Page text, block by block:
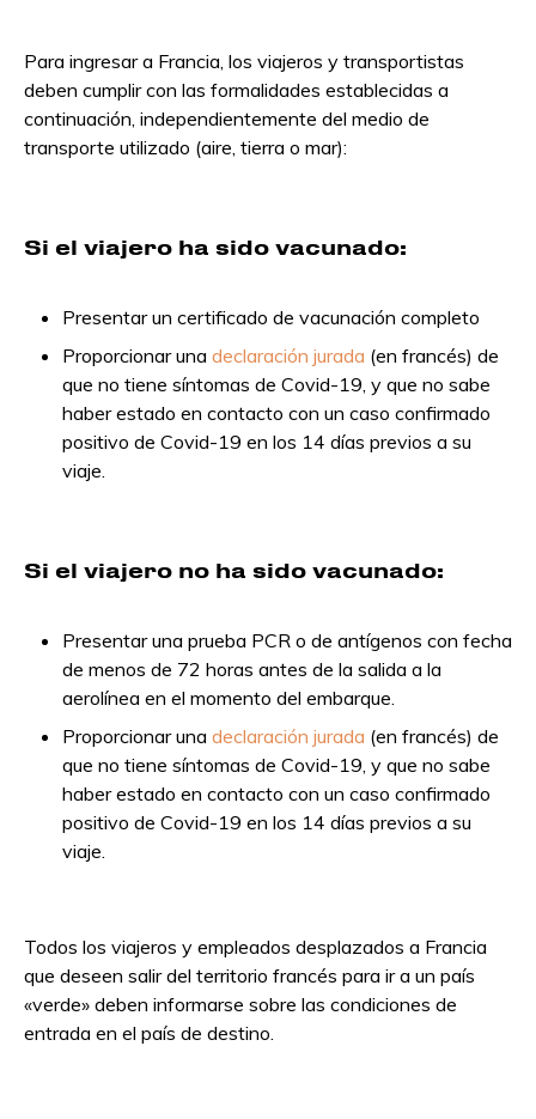
Para ingresar a Francia, los viajeros y transportistas
deben cumplir con las formalidades establecidas a
continuación, independientemente del medio de
transporte utilizado (aire, tierra o mar):
Si el viajero ha sido vacunado:
Presentar un certificado de vacunación completo
Proporcionar una declaración jurada (en francés) de
que no tiene síntomas de Covid-19, y que no sabe
haber estado en contacto con un caso confirmado
positivo de Covid-19 en los 14 días previos a su
viaje.
Si el viajero no ha sido vacunado:
Presentar una prueba PCR o de antígenos con fecha
de menos de 72 horas antes de la salida a la
aerolínea en el momento del embarque.
Proporcionar una declaración jurada (en francés) de
que no tiene síntomas de Covid-19, y que no sabe
haber estado en contacto con un caso confirmado
positivo de Covid-19 en los 14 días previos a su
viaje.
Todos los viajeros y empleados desplazados a Francia
que deseen salir del territorio francés para ir a un país
«verde» deben informarse sobre las condiciones de
entrada en el país de destino.